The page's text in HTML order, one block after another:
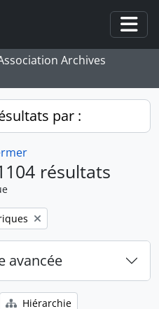
Archives
par :
résultats
avancée
Hiérarchie